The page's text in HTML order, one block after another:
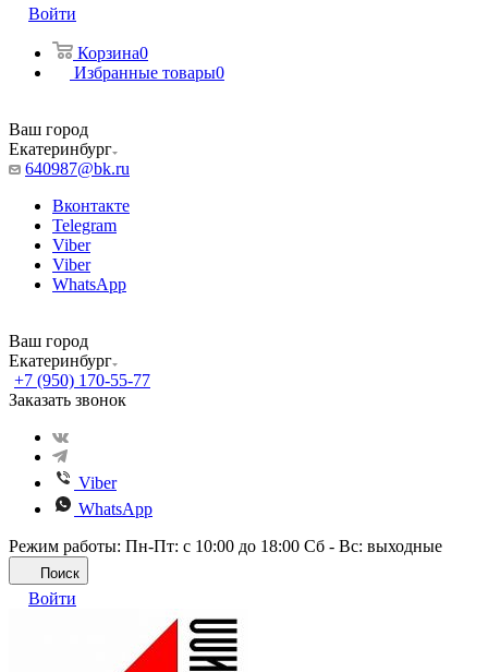
Войти
Корзина0
Избранные товары0
Ваш город
Екатеринбург
640987@bk.ru
Вконтакте
Telegram
Viber
Viber
WhatsApp
Ваш город
Екатеринбург
+7 (950) 170-55-77
Заказать звонок
Viber
WhatsApp
Режим работы: Пн-Пт: с 10:00 до 18:00 Сб - Вс: выходные
Поиск
Войти